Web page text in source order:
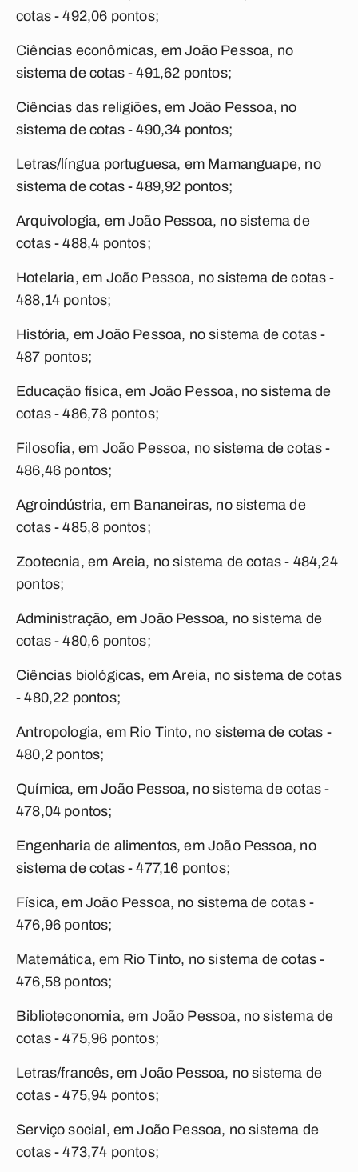
cotas - 492,06 pontos;
Ciências econômicas, em João Pessoa, no
sistema de cotas - 491,62 pontos;
Ciências das religiões, em João Pessoa, no
sistema de cotas - 490,34 pontos;
Letras/língua portuguesa, em Mamanguape, no
sistema de cotas - 489,92 pontos;
Arquivologia, em João Pessoa, no sistema de
cotas - 488,4 pontos;
Hotelaria, em João Pessoa, no sistema de cotas -
488,14 pontos;
História, em João Pessoa, no sistema de cotas -
487 pontos;
Educação física, em João Pessoa, no sistema de
cotas - 486,78 pontos;
Filosofia, em João Pessoa, no sistema de cotas -
486,46 pontos;
Agroindústria, em Bananeiras, no sistema de
cotas - 485,8 pontos;
Zootecnia, em Areia, no sistema de cotas - 484,24
pontos;
Administração, em João Pessoa, no sistema de
cotas - 480,6 pontos;
Ciências biológicas, em Areia, no sistema de cotas
- 480,22 pontos;
Antropologia, em Rio Tinto, no sistema de cotas -
480,2 pontos;
Química, em João Pessoa, no sistema de cotas -
478,04 pontos;
Engenharia de alimentos, em João Pessoa, no
sistema de cotas - 477,16 pontos;
Física, em João Pessoa, no sistema de cotas -
476,96 pontos;
Matemática, em Rio Tinto, no sistema de cotas -
476,58 pontos;
Biblioteconomia, em João Pessoa, no sistema de
cotas - 475,96 pontos;
Letras/francês, em João Pessoa, no sistema de
cotas - 475,94 pontos;
Serviço social, em João Pessoa, no sistema de
cotas - 473,74 pontos;